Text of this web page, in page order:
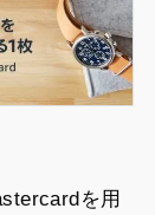
を用